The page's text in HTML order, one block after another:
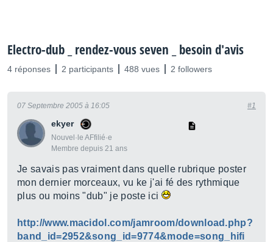
Electro-dub _ rendez-vous seven _ besoin d'avis
4 réponses 2 participants 488 vues 2 followers
ekyer
Nouvel·le AFfilié·e
Membre depuis 21 ans
07 Septembre 2005 à 16:05 #1
Je savais pas vraiment dans quelle rubrique poster
mon dernier morceaux, vu ke j'ai fé des rythmique
plus ou moins "dub" je poste ici
http://www.macidol.com/jamroom/download.php?
band_id=2952&song_id=9774&mode=song_hifi